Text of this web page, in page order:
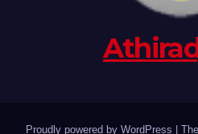
Proudly powered by WordPress